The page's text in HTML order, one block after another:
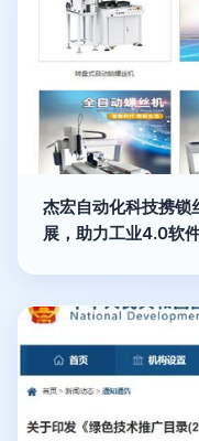
杰宏自动化科技携
展，助力工业4.0软